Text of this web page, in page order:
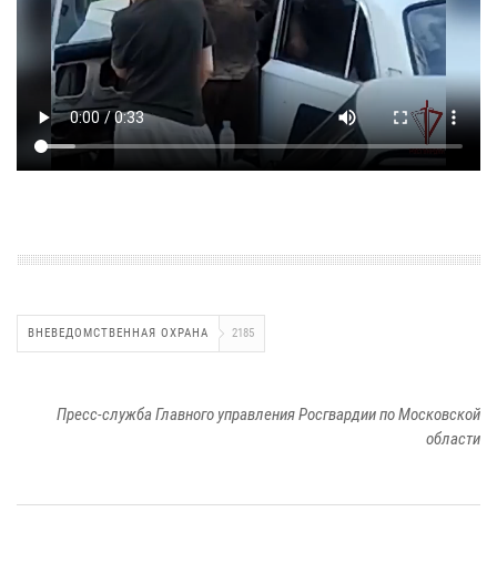
ВНЕВЕДОМСТВЕННАЯ ОХРАНА 2185
Пресс-служба Главного управления Росгвардии по Московской
области